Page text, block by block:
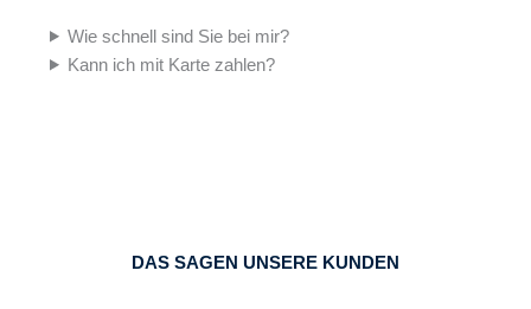
Wie schnell sind Sie bei mir?
Kann ich mit Karte zahlen?
DAS SAGEN UNSERE KUNDEN